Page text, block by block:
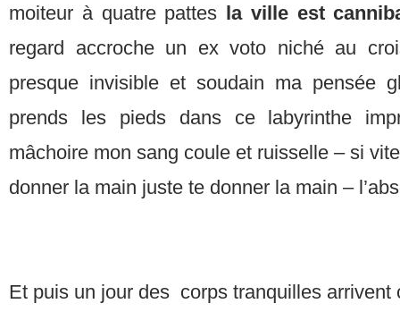
moiteur à quatre pattes la ville est
regard accroche un ex voto niché au
presque invisible et soudain ma pensée
prends les pieds dans ce labyrinthe
mâchoire mon sang coule et ruisselle – si
donner la main juste te donner la main –
Et puis un jour des corps tranquilles arrivent